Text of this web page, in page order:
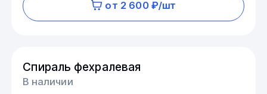
от 2 600 ₽/шт
Спираль фехралевая
В наличии